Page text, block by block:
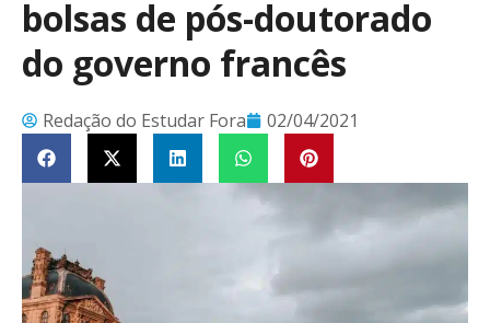
bolsas de pós-doutorado
do governo francês
Redação do Estudar Fora 02/04/2021